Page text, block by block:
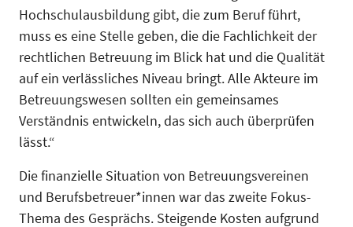
Hochschulausbildung gibt, die zum Beruf führt,
muss es eine Stelle geben, die die Fachlichkeit der
rechtlichen Betreuung im Blick hat und die Qualität
auf ein verlässliches Niveau bringt. Alle Akteure im
Betreuungswesen sollten ein gemeinsames
Verständnis entwickeln, das sich auch überprüfen
lässt.“
Die finanzielle Situation von Betreuungsvereinen
und Berufsbetreuer*innen war das zweite Fokus-
Thema des Gesprächs. Steigende Kosten aufgrund